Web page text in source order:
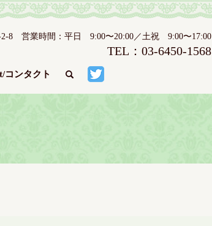
2-8 営業時間：平日 9:00〜20:00／土祝 9:00〜17:00
TEL：03-6450-1568
コンタクト search